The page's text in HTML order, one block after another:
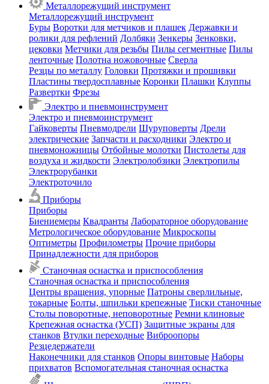
Металлорежущий инструмент
Металлорежущий инструмент
Буры Воротки для метчиков и плашек Державки и
ролики для рефлений Долбяки Зенкеры Зенковки,
цековки Метчики для резьбы Пилы сегментные Пилы
ленточные Полотна ножовочные Сверла
Резцы по металлу Головки Протяжки и прошивки
Пластины твердосплавные Коронки Плашки Клуппы
Развертки Фрезы
Электро и пневмоинструмент
Электро и пневмоинструмент
Гайковерты Пневмодрели Шуруповерты Дрели
электрические Запчасти и расходники Электро и
пневмоножницы Отбойные молотки Пистолеты для
воздуха и жидкости Электролобзики Электропилы
Электрорубанки
Электроточило
Приборы
Приборы
Биениемеры Квадранты Лабораторное оборудование
Метрологическое оборудование Микроскопы
Оптиметры Профилометры Прочие приборы
Принадлежности для приборов
Станочная оснастка и приспособления
Станочная оснастка и приспособления
Центры вращения, упорные Патроны сверлильные,
токарные Болты, шпильки крепежные Тиски станочные
Столы поворотные, неповоротные Ремни клиновые
Крепежная оснастка (УСП) Защитные экраны для
станков Втулки переходные Виброопоры
Резцедержатели
Наконечники для станков Опоры винтовые Наборы
прихватов Вспомогательная станочная оснастка